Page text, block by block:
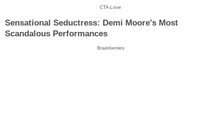
CTA Love
Sensational Seductress: Demi Moore's Most
Scandalous Performances
Brainberries